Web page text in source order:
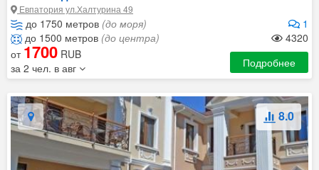
Евпатория ул.Халтурина 49
до 1750 метров (до моря)
1
до 1500 метров (до центра)
4320
от 1700 RUB
за 2 чел. в авг
Подробнее
8.0